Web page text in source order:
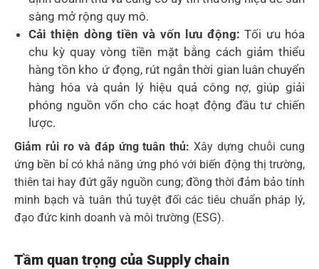
sàng mở rộng quy mô.
Cải thiện dòng tiền và vốn lưu động: Tối ưu hóa
chu kỳ quay vòng tiền mặt bằng cách giảm thiểu
hàng tồn kho ứ đọng, rút ngắn thời gian luân chuyển
hàng hóa và quản lý hiệu quả công nợ, giúp giải
phóng nguồn vốn cho các hoạt động đầu tư chiến
lược.
Giảm rủi ro và đáp ứng tuân thủ: Xây dựng chuỗi cung
ứng bền bỉ có khả năng ứng phó với biến động thị trường,
thiên tai hay đứt gãy nguồn cung; đồng thời đảm bảo tính
minh bạch và tuân thủ tuyệt đối các tiêu chuẩn pháp lý,
đạo đức kinh doanh và môi trường (ESG).
Tầm quan trọng của Supply chain